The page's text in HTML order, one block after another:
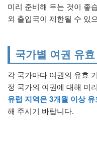
미리 준비해 두는 것이 좋
외 출입국이 제한될 수 있
국가별 여권 유
각 국가마다 여권의 유효
정 국가의 여권에 대해 미
유럽 지역은 3개월 이상 유
해 주시기 바랍니다.